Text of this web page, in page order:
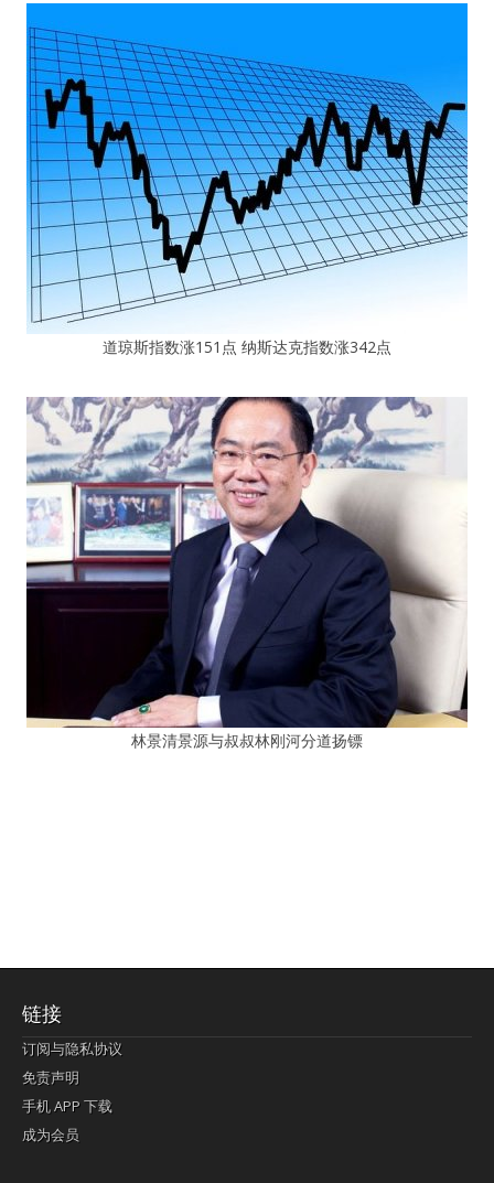
道琼斯指数涨151点 纳斯达克指数涨342点
林景清景源与叔叔林刚河分道扬镖
链接
订阅与隐私协议
免责声明
手机 APP 下载
成为会员